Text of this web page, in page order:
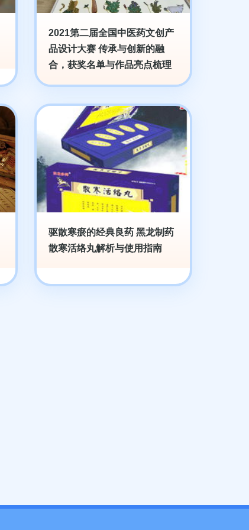
2021第二届全国中医药文创产
品设计大赛 传承与创新的融
合，获奖名单与作品亮点梳理
驱散寒瘀的经典良药 黑龙制药
散寒活络丸解析与使用指南